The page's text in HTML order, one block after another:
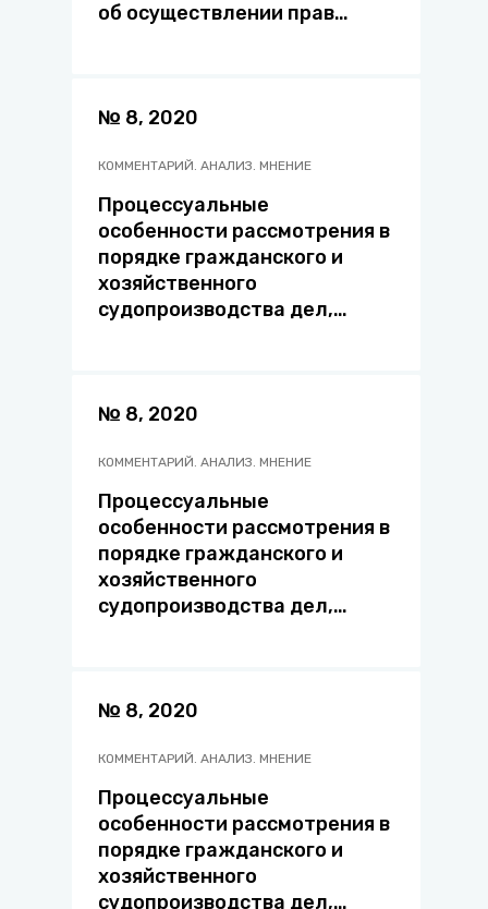
об осуществлении прав
№ 8, 2020
КОММЕНТАРИЙ. АНАЛИЗ. МНЕНИЕ
Процессуальные
особенности рассмотрения в
порядке гражданского и
хозяйственного
судопроизводства дел,
вопросах
№ 8, 2020
КОММЕНТАРИЙ. АНАЛИЗ. МНЕНИЕ
Процессуальные
особенности рассмотрения в
порядке гражданского и
хозяйственного
судопроизводства дел,
вопросах
№ 8, 2020
КОММЕНТАРИЙ. АНАЛИЗ. МНЕНИЕ
Процессуальные
особенности рассмотрения в
порядке гражданского и
хозяйственного
судопроизводства дел,